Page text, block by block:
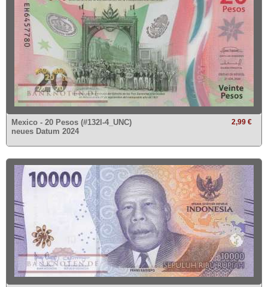
2,99 €
Mexico - 20 Pesos (#132l-4_UNC)
neues Datum 2024